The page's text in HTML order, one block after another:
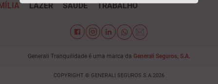
LAZER SAÚDE TRABALHO
Generali Tranquilidade é uma marca da Generali Seguros, S.A.
COPYRIGHT © GENERALI SEGUROS S.A.2026